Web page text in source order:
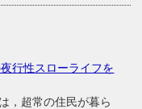
行性スローライフを
，超常の住民が暮ら